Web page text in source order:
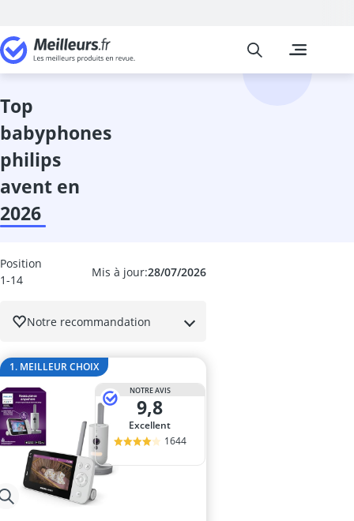
Bébé et
abricotier
Meilleurs
top
babyphones
philips
avent en
2026
Mis à jour:28/07/2026
Position
1-14
Notre recommandation
1. MEILLEUR CHOIX
NOTRE AVIS
9,8
Excellent
1644